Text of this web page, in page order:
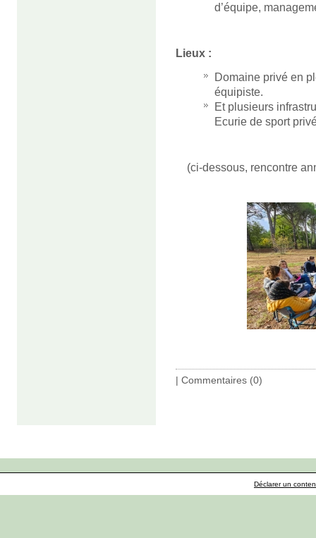
d’équipe,
Lieux :
Domaine privé en
équipiste.
Et plusieurs
Ecurie de sport
(ci-dessous, rencontre
| Commentaires (0)
Déclarer un